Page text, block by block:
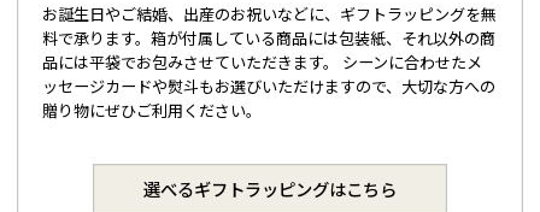
お誕生日やご結婚、出産のお祝いなどに、ギフトラッピングを無
料で承ります。箱が付属している商品には包装紙、それ以外の商
品には平袋でお包みさせていただきます。 シーンに合わせたメ
ッセージカードや熨斗もお選びいただけますので、大切な方への
贈り物にぜひご利用ください。
選べるギフトラッピングはこちら